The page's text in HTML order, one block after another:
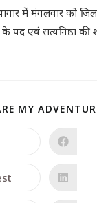
में मंगलवार को
पद एवं सत्यनिष्ठा की
MY